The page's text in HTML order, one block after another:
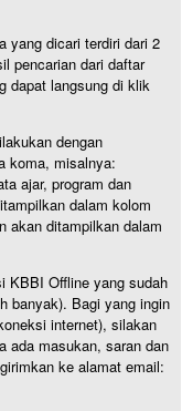
yang dicari terdiri dari 2
pencarian dari daftar
dapat langsung di klik
dengan
koma, misalnya:
ajar, program dan
dalam kolom
akan ditampilkan dalam
KBBI Offline yang sudah
banyak). Bagi yang ingin
internet), silakan
ada masukan, saran dan
ke alamat email: